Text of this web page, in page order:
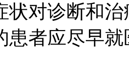
状对诊断和
患者应尽早